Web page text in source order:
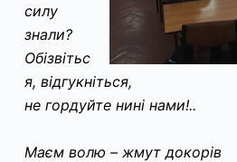
силу
знали?
Обізвітьс
я, відгукніться,
не гордуйте нині нами!..
Маєм волю – жмут докорів